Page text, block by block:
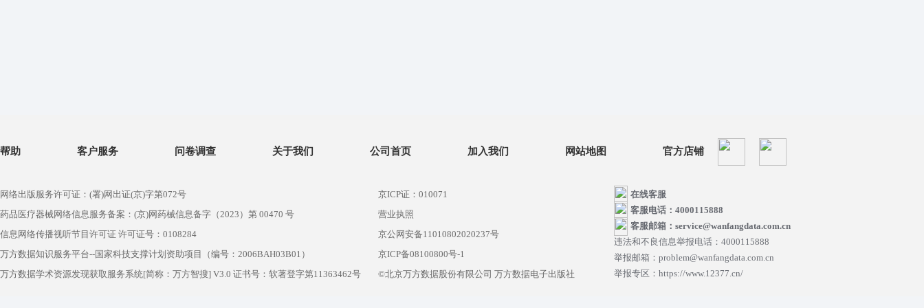
帮助 客户服务 问卷调查 关于我们 公司首页 加入我们 网站地图 官方店铺
网络出版服务许可证：(署)网出证(京)字第072号
药品医疗器械网络信息服务备案：(京)网药械信息备字（2023）第 00470 号
信息网络传播视听节目许可证 许可证号：0108284
万方数据知识服务平台--国家科技支撑计划资助项目（编号：2006BAH03B01）
万方数据学术资源发现获取服务系统[简称：万方智搜] V3.0 证书号：软著登字第11363462号
京ICP证：010071
营业执照
京公网安备11010802020237号
京ICP备08100800号-1
©北京万方数据股份有限公司 万方数据电子出版社
在线客服
客服电话：4000115888
客服邮箱：service@wanfangdata.com.cn
违法和不良信息举报电话：4000115888
举报邮箱：problem@wanfangdata.com.cn
举报专区：https://www.12377.cn/